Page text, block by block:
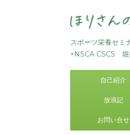
スポーツ栄養セミ
×NSCA CSCS 堀
自己紹介
放浪記
お問い合せ